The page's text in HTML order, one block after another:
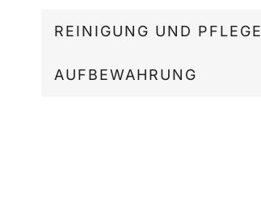
REINIGUNG UND PFLEGE
AUFBEWAHRUNG